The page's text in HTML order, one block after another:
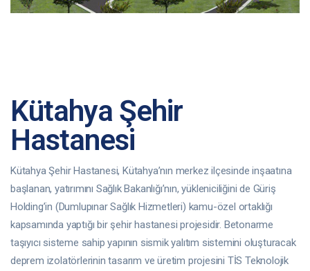
Kütahya Şehir
Hastanesi
Kütahya Şehir Hastanesi, Kütahya’nın merkez ilçesinde inşaatına
başlanan, yatırımını Sağlık Bakanlığı’nın, yükleniciliğini de Güriş
Holding’in (Dumlupınar Sağlık Hizmetleri) kamu-özel ortaklığı
kapsamında yaptığı bir şehir hastanesi projesidir. Betonarme
taşıyıcı sisteme sahip yapının sismik yalıtım sistemini oluşturacak
deprem izolatörlerinin tasarım ve üretim projesini TİS Teknolojik